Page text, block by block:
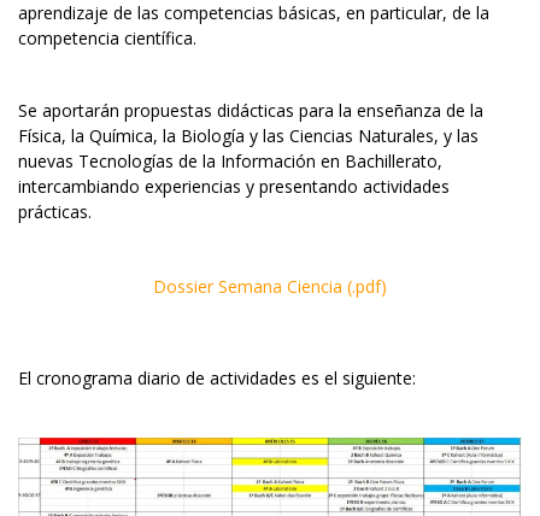
aprendizaje de las competencias básicas, en particular, de la
competencia científica.
Se aportarán propuestas didácticas para la enseñanza de la
Física, la Química, la Biología y las Ciencias Naturales, y las
nuevas Tecnologías de la Información en Bachillerato,
intercambiando experiencias y presentando actividades
prácticas.
Dossier Semana Ciencia (.pdf)
El cronograma diario de actividades es el siguiente: